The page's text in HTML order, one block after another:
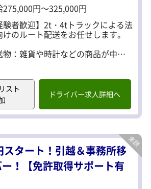
275,000円～325,000円
験者歓迎】2t・4tトラックによる法
けのルート配送をお任せします。
物：雑貨や時計などの商品が中
の配送ルート】
つのルートを交替で担当
離便（一往復）
愛知県一宮市（760km）
離便では納品する商品の品番と伝
のチェック作業（1時間程度）も担
圏定期便（二往復）
西東京市、埼玉県比企郡川島町
スト
ドライバー求人詳細へ
タート！引越＆事務所移
！【免許取得サポート有